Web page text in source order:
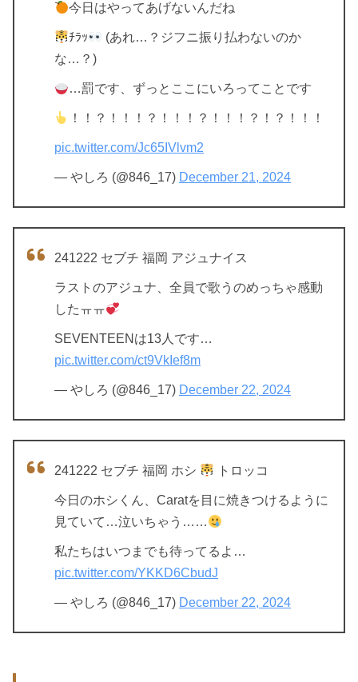
今日はやってあげないんだね
ﾁﾗｯ
(あれ…？ジフニ振り払わないのか
な…？)
…罰です、ずっとここにいろってことです
！！？！！！？！！！？！！！？！？！！！
pic.twitter.com/Jc65IVlvm2
— やしろ (@846_17) December 21, 2024
241222 セブチ 福岡 アジュナイス
ラストのアジュナ、全員で歌うのめっちゃ感動
したㅠㅠ
SEVENTEENは13人です…
pic.twitter.com/ct9VkIef8m
— やしろ (@846_17) December 22, 2024
241222 セブチ 福岡 ホシ トロッコ
今日のホシくん、Caratを目に焼きつけるように
見ていて…泣いちゃう……
私たちはいつまでも待ってるよ…
pic.twitter.com/YKKD6CbudJ
— やしろ (@846_17) December 22, 2024